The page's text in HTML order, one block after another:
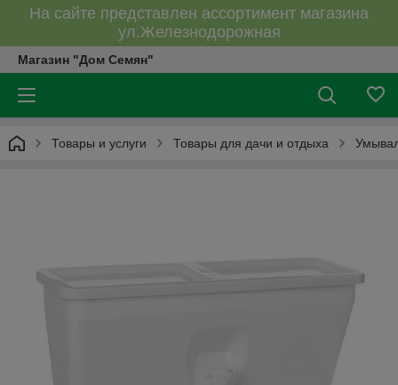
На сайте представлен ассортимент магазина
ул.Железнодорожная
Магазин "Дом Семян"
Товары и услуги Товары для дачи и отдыха